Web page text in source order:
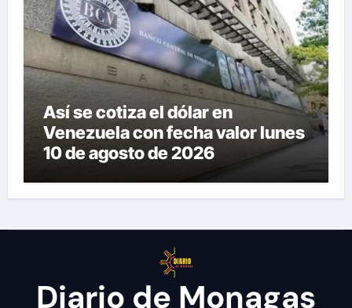
Así se cotiza el dólar en
Venezuela con fecha valor lunes
10 de agosto de 2026
Diario de Monagas